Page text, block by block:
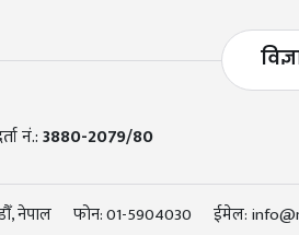
नं.:3880-2079/80
नेपाल फोन:01-5904030 ईमेल: